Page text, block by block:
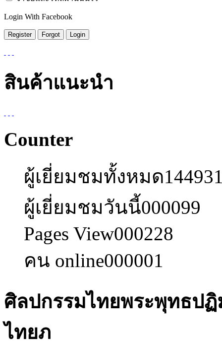
Login With Facebook
สินค้าแนะนำ
Counter
ผู้เยี่ยมชมทั้งหมด
ผู้เยี่ยมชมวันนี้000099
Pages View000228
คน online000001
ศิลปกรรมไทยพระพุทธปฏิ
ไทยภ